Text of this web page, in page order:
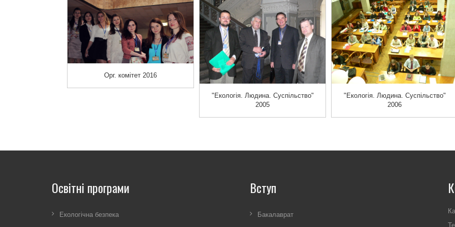
Орг. комітет 2016
"Екологія. Людина. Суспільство"
2005
"Екологія. Людина. Суспільство"
2006
Освітні програми
Екологічна безпека
Вступ
Бакалаврат